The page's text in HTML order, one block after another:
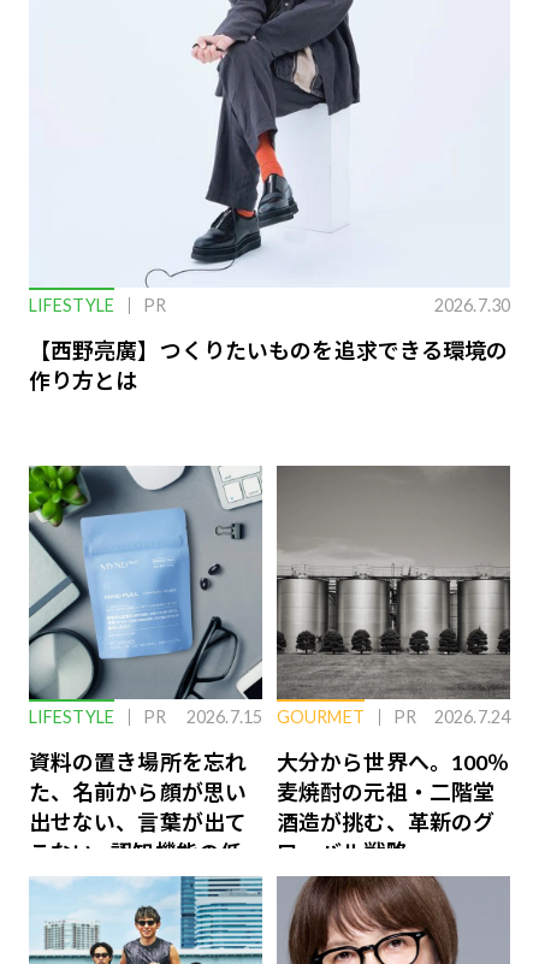
LIFESTYLE PR 2026.7.30
【西野亮廣】つくりたいものを追求できる環境の
作り方とは
LIFESTYLE PR 2026.7.15
資料の置き場所を忘れ
た、名前から顔が思い
出せない、言葉が出て
こない…認知機能の低
下を救う、脳のインナ
ーケアとは
GOURMET PR 2026.7.24
大分から世界へ。100％
麦焼酎の元祖・二階堂
酒造が挑む、革新のグ
ローバル戦略